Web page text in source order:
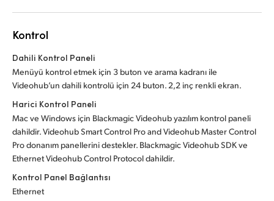
Kontrol
Dahili Kontrol Paneli
Menüyü kontrol etmek için 3 buton ve arama kadranı ile
Videohub’un dahili kontrolü için 24 buton. 2,2 inç renkli ekran.
Harici Kontrol Paneli
Mac ve Windows için Blackmagic Videohub yazılım kontrol paneli
dahildir. Videohub Smart Control Pro and Videohub Master Control
Pro donanım panellerini destekler. Blackmagic Videohub SDK ve
Ethernet Videohub Control Protocol dahildir.
Kontrol Panel Bağlantısı
Ethernet